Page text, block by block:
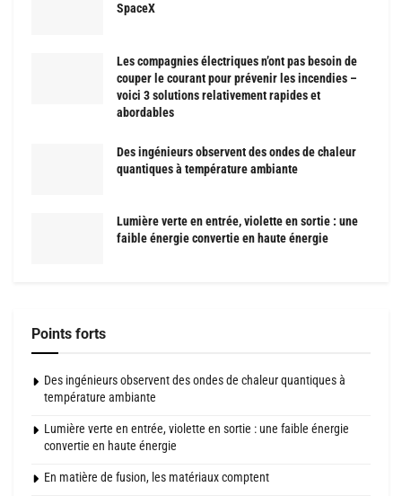
SpaceX
Les compagnies électriques n’ont pas besoin de
couper le courant pour prévenir les incendies –
voici 3 solutions relativement rapides et
abordables
Des ingénieurs observent des ondes de chaleur
quantiques à température ambiante
Lumière verte en entrée, violette en sortie : une
faible énergie convertie en haute énergie
Points forts
Des ingénieurs observent des ondes de chaleur quantiques à
température ambiante
Lumière verte en entrée, violette en sortie : une faible énergie
convertie en haute énergie
En matière de fusion, les matériaux comptent